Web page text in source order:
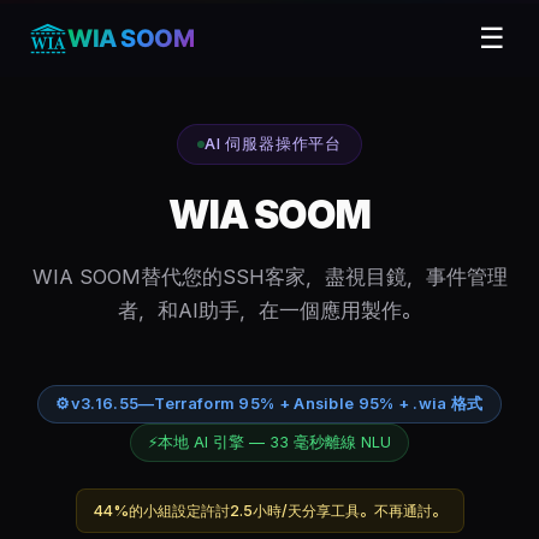
WIA SOOM ☰
AI 伺服器操作平台
WIA SOOM
WIA SOOM替代您的SSH客家，盡視目鏡，事件管理
者，和AI助手，在一個應用製作。
⚙v3.16.55—Terraform 95% + Ansible 95% + .wia 格式
⚡本地 AI 引擎 — 33 毫秒離線 NLU
44%的小組設定許討2.5小時/天分享工具。不再通討。